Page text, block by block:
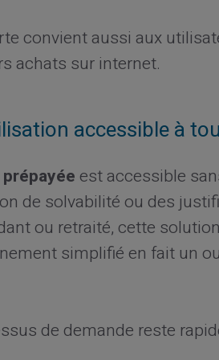
convient aussi aux
achats sur internet.
accessible à
est accessible
de solvabilité ou des
ou retraité, cette
simplifié en fait un
de demande reste